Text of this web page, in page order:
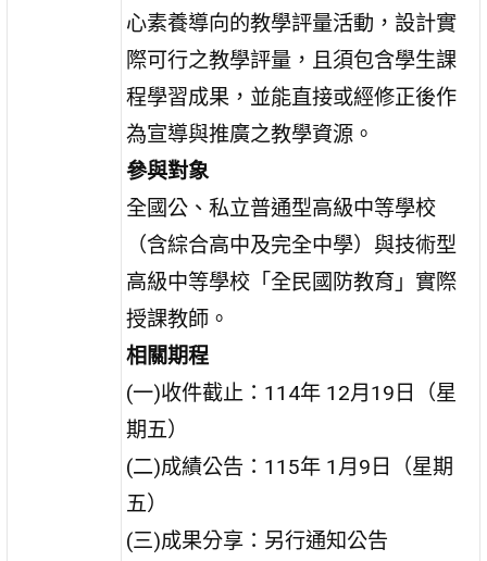
心素養導向的教學評量活動，設計實
際可行之教學評量，且須包含學生課
程學習成果，並能直接或經修正後作
為宣導與推廣之教學資源。
參與對象
全國公、私立普通型高級中等學校
（含綜合高中及完全中學）與技術型
高級中等學校「全民國防教育」實際
授課教師。
相關期程
(一)收件截止：114年 12月19日（星
期五）
(二)成績公告：115年 1月9日（星期
五）
(三)成果分享：另行通知公告